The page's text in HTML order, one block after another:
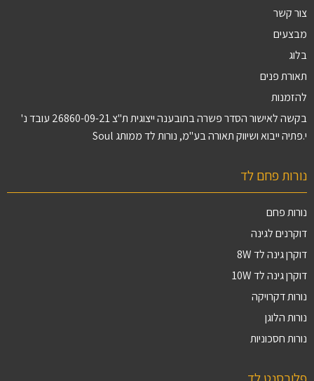
צור קשר
מבצעים
בלוג
תאורת פנים
להזמנות
בקשה לאישור הסדר פשרה בתובענה ייצוגית ת"צ 26860-09-21 עובד נ'
י.פתיה ייבוא ושיווק תאורה בע"מ, נורות לד ממותג Soul
נורות פחם לד
נורות פחם
דוקרנים לגינה
דוקרן גינה לד 8W
דוקרן גינה לד 10W
נורות דקרויקה
נורות הלוגן
נורות חסכוניות